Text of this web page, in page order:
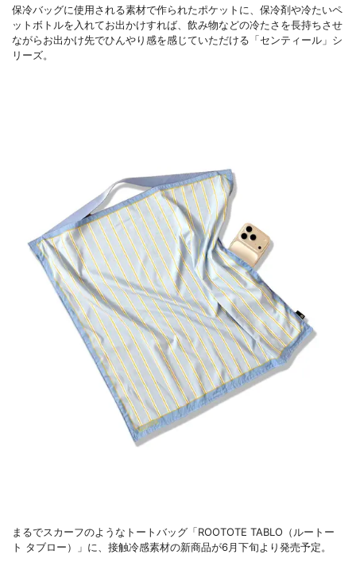
保冷バッグに使用される素材で作られたポケットに、保冷剤や冷たいペ
ットボトルを入れてお出かけすれば、飲み物などの冷たさを長持ちさせ
ながらお出かけ先でひんやり感を感じていただける「センティール」シ
リーズ。
まるでスカーフのようなトートバッグ「ROOTOTE TABLO（ルートー
ト タブロー）」に、接触冷感素材の新商品が6月下旬より発売予定。